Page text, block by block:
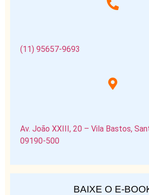
(11) 95657-9693
Av. João XXIII, 20 – Vila Bastos,
09190-500
BAIXE O E-